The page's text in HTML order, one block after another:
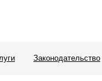
Законодательство